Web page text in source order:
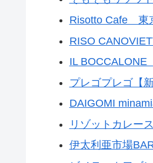
Risotto Cafe 東
RISO
IL BOCCALONE
プレゴプレゴ【新
DAIGOMI
リゾットカレー
伊太利亜市場